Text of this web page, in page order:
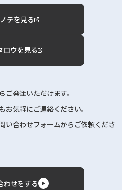
テを見る
ロウを見る
発注いただけます。
気軽にご連絡ください。
い合わせフォームからご依頼くださ
わせをする